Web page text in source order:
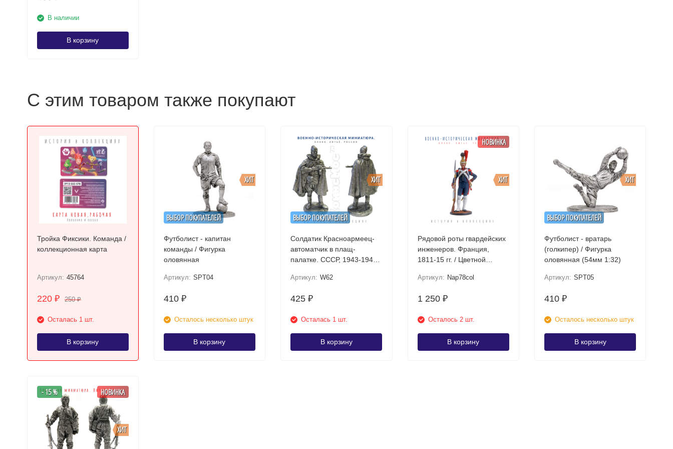
В наличии
В корзину
С этим товаром также покупают
Тройка Фиксики. Команда /
коллекционная карта
Артикул: 45764
220 ₽ 250₽
Осталась 1 шт.
В корзину
ВЫБОР ПОКУПАТЕЛЕЙ
ХИТ
Футболист - капитан
команды / Фигурка
оловянная
Артикул: SPT04
410 ₽
Осталось несколько штук
В корзину
ВЫБОР ПОКУПАТЕЛЕЙ
ХИТ
Солдатик Красноармеец-
автоматчик в плащ-
палатке. СССР, 1943-1945
Артикул: W62
425₽
Осталась 1 шт.
В корзину
ХИТ
НОВИНКА
Рядовой роты гвардейских
инженеров. Франция,
1811-15 гг. / Цветной
Артикул: Nap78col
1 250 ₽
Осталось 2 шт.
В корзину
ВЫБОР ПОКУПАТЕЛЕЙ
ХИТ
Футболист - вратарь
(голкипер) / Фигурка
оловянная (54мм 1:32)
Артикул: SPT05
410₽
Осталось несколько штук
В корзину
ХИТ
- 15 % НОВИНКА